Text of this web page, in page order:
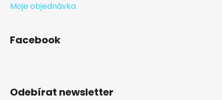
Moje objednávka
Facebook
Odebírat newsletter